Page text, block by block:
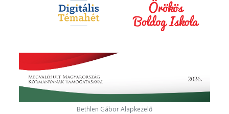
Bethlen Gábor Alapkezelő